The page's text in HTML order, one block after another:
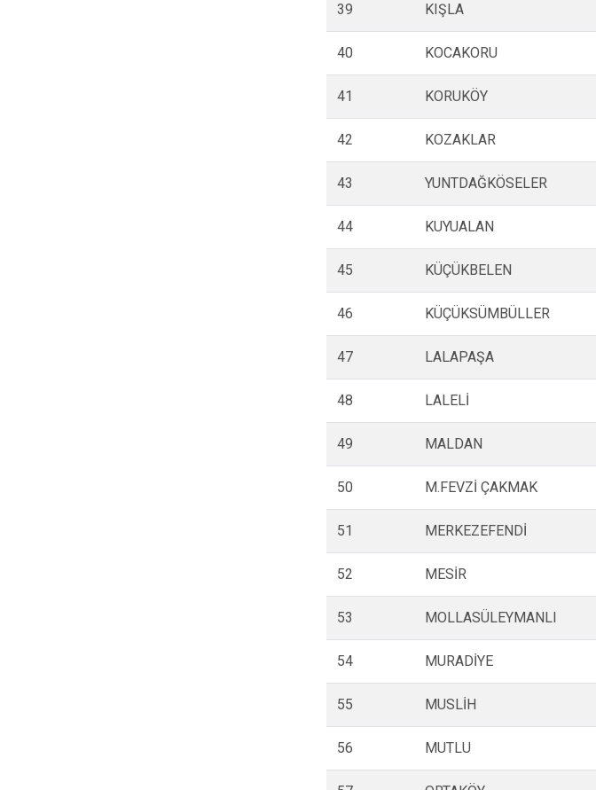
39 KIŞLA
40 KOCAKORU
41 KORUKÖY
42 KOZAKLAR
43 YUNTDAĞKÖSELER
44 KUYUALAN
45 KÜÇÜKBELEN
46 KÜÇÜKSÜMBÜLLER
47 LALAPAŞA
48 LALELİ
49 MALDAN
50 M.FEVZİ ÇAKMAK
51 MERKEZEFENDİ
52 MESİR
53 MOLLASÜLEYMANLI
54 MURADİYE
55 MUSLİH
56 MUTLU